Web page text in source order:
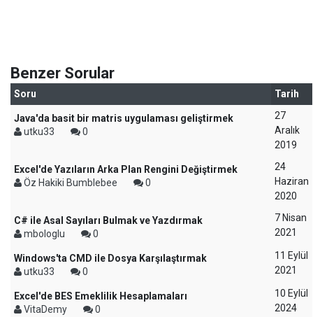
Benzer Sorular
Soru Tarih
Java'da basit bir matris uygulaması geliştirmek
utku33
0
27
Aralık
2019
Excel'de Yazıların Arka Plan Rengini Değiştirmek
Öz Hakiki Bumblebee
0
24
Haziran
2020
C# ile Asal Sayıları Bulmak ve Yazdırmak
mbologlu
0
7 Nisan
2021
Windows'ta CMD ile Dosya Karşılaştırmak
utku33
0
11 Eylül
2021
Excel'de BES Emeklilik Hesaplamaları
VitaDemy
0
10 Eylül
2024